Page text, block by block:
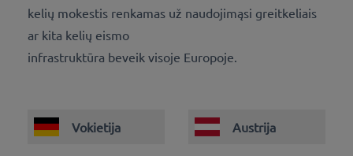
kelių mokestis renkamas už naudojimąsi greitkeliais
ar kita kelių eismo
infrastruktūra beveik visoje Europoje.
Vokietija Austrija